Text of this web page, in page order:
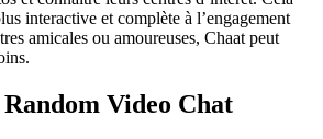
interactive et complète à l’engagement
amicales ou amoureuses, Chaat peut
Video Chat